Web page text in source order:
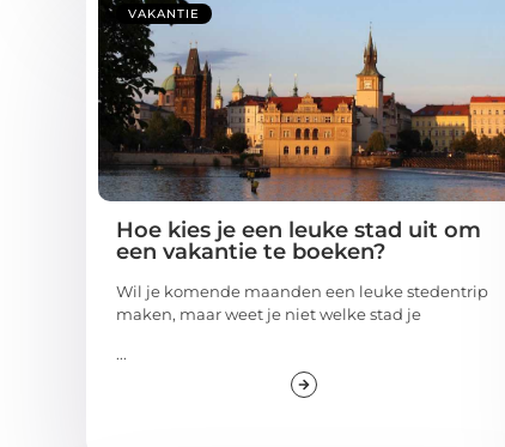
VAKANTIE
Hoe kies je een leuke stad uit om
een vakantie te boeken?
Wil je komende maanden een leuke stedentrip
maken, maar weet je niet welke stad je
...